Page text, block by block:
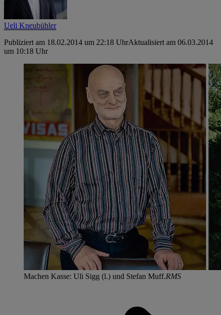
Ueli Kneubühler
Publiziert am 18.02.2014 um 22:18 UhrAktualisiert am 06.03.2014
um 10:18 Uhr
Machen Kasse: Uli Sigg (l.) und Stefan Muff.RMS